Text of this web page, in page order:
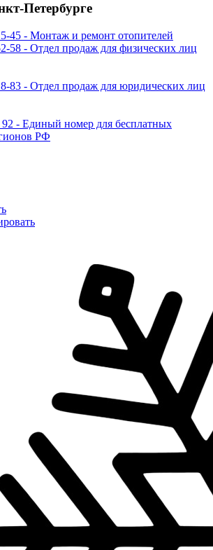
Петербурге
45 - Монтаж и ремонт отопителей
58 - Отдел продаж для физических лиц
83 - Отдел продаж для юридических лиц
92 - Единый номер для бесплатных
РФ